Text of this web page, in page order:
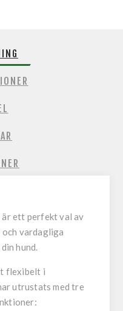
är ett perfekt val av
vardagliga
hund.
flexibelt i
utrustats med tre